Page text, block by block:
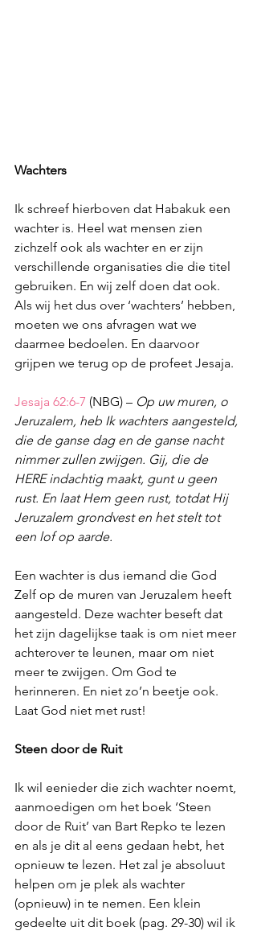
Wachters
Ik schreef hierboven dat Habakuk een
wachter is. Heel wat mensen zien
zichzelf ook als wachter en er zijn
verschillende organisaties die die titel
gebruiken. En wij zelf doen dat ook.
Als wij het dus over ‘wachters’ hebben,
moeten we ons afvragen wat we
daarmee bedoelen. En daarvoor
grijpen we terug op de profeet Jesaja.
Jesaja 62:6-7 (NBG) – Op uw muren, o
Jeruzalem, heb Ik wachters aangesteld,
die de ganse dag en de ganse nacht
nimmer zullen zwijgen. Gij, die de
HERE indachtig maakt, gunt u geen
rust. En laat Hem geen rust, totdat Hij
Jeruzalem grondvest en het stelt tot
een lof op aarde.
Een wachter is dus iemand die God
Zelf op de muren van Jeruzalem heeft
aangesteld. Deze wachter beseft dat
het zijn dagelijkse taak is om niet meer
achterover te leunen, maar om niet
meer te zwijgen. Om God te
herinneren. En niet zo’n beetje ook.
Laat God niet met rust!
Steen door de Ruit
Ik wil eenieder die zich wachter noemt,
aanmoedigen om het boek ‘Steen
door de Ruit’ van Bart Repko te lezen
en als je dit al eens gedaan hebt, het
opnieuw te lezen. Het zal je absoluut
helpen om je plek als wachter
(opnieuw) in te nemen. Een klein
gedeelte uit dit boek (pag. 29-30) wil ik